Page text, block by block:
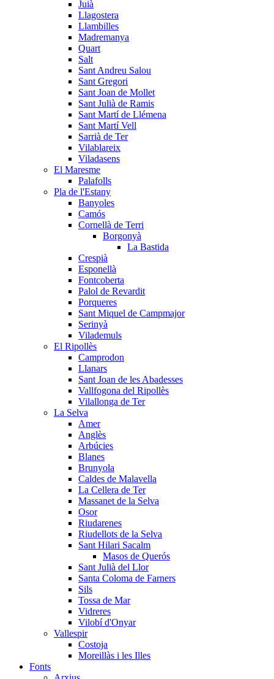
Juià
Llagostera
Llambilles
Madremanya
Quart
Salt
Sant Andreu Salou
Sant Gregori
Sant Joan de Mollet
Sant Julià de Ramis
Sant Martí de Llémena
Sant Martí Vell
Sarrià de Ter
Vilablareix
Viladasens
El Maresme
Palafolls
Pla de l'Estany
Banyoles
Camós
Cornellà de Terri
Borgonyà
La Bastida
Crespià
Esponellà
Fontcoberta
Palol de Revardit
Porqueres
Sant Miquel de Campmajor
Serinyà
Vilademuls
El Ripollès
Camprodon
Llanars
Sant Joan de les Abadesses
Vallfogona del Ripollès
Vilallonga de Ter
La Selva
Amer
Anglès
Arbúcies
Blanes
Brunyola
Caldes de Malavella
La Cellera de Ter
Massanet de la Selva
Osor
Riudarenes
Riudellots de la Selva
Sant Hilari Sacalm
Masos de Querós
Sant Julià del Llor
Santa Coloma de Farners
Sils
Tossa de Mar
Vidreres
Vilobí d'Onyar
Vallespir
Costoja
Moreillàs i les Illes
Fonts